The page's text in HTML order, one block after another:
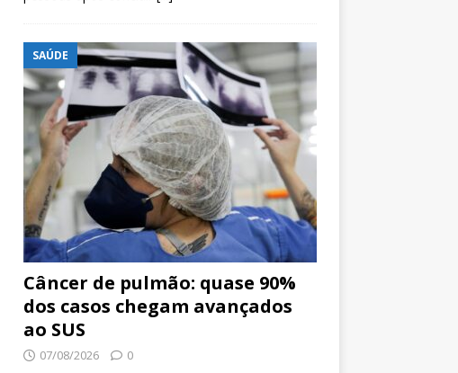
SAÚDE
Câncer de pulmão: quase 90%
dos casos chegam avançados
ao SUS
07/08/2026 0